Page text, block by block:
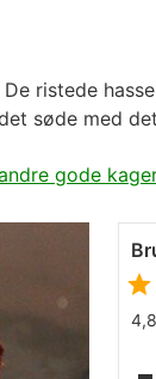
ristede
søde med
gode
4,8